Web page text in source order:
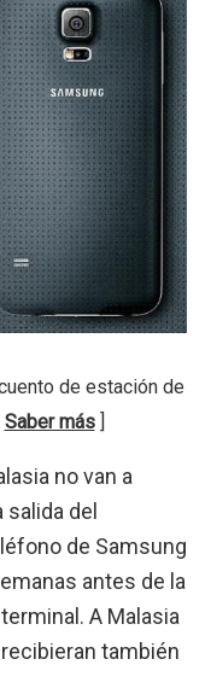
de estación de
Saber más]
no van a
del
de Samsung
antes de la
A Malasia
también